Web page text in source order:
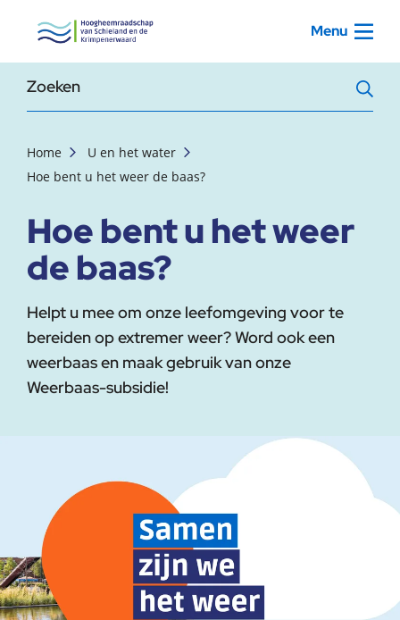
, startpagina Menu
Zoekterm
Home
U en het water
Hoe bent u het weer de baas?
Hoe bent u het weer
de baas?
Helpt u mee om onze leefomgeving voor te
bereiden op extremer weer? Word ook een
weerbaas en maak gebruik van onze
Weerbaas-subsidie!